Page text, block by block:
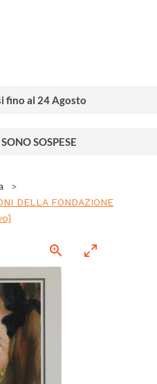
fino al 24 Agosto
SOSPESE
DELLA FONDAZIONE